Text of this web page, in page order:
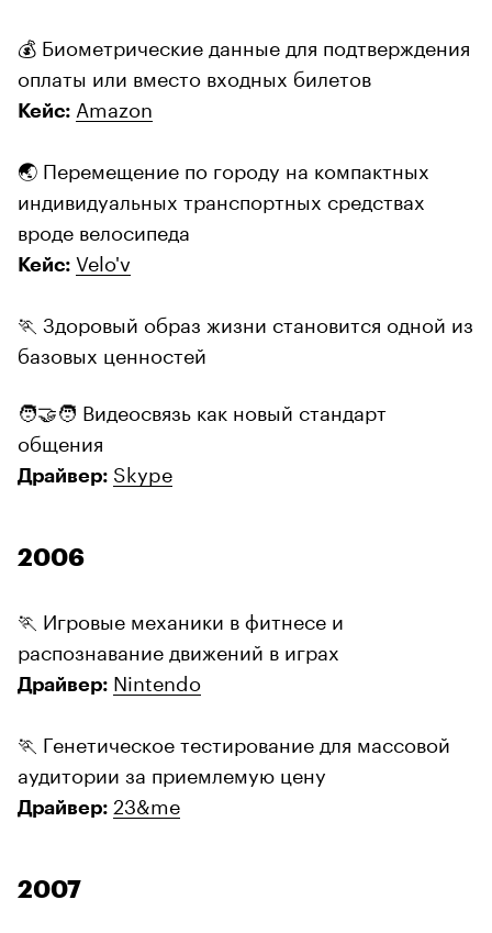
💰 Биометрические данные для подтверждения
оплаты или вместо входных билетов
Кейс: Amazon
🌏 Перемещение по городу на компактных
индивидуальных транспортных средствах
вроде велосипеда
Кейс: Velo'v
🏃 Здоровый образ жизни становится одной из
базовых ценностей
🧑‍🤝‍🧑 Видеосвязь как новый стандарт
общения
Драйвер: Skype
2006
🏃 Игровые механики в фитнесе и
распознавание движений в играх
Драйвер: Nintendo
🏃 Генетическое тестирование для массовой
аудитории за приемлемую цену
Драйвер: 23&me
2007